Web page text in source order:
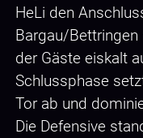
HeLi den
Bargau/
der Gäste eiskalt
Schlussphase
Tor ab und
Die Defensive